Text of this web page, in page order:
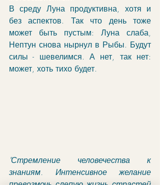
В среду Луна продуктивна, хотя и
без аспектов. Так что день тоже
может быть пустым: Луна слаба,
Нептун снова нырнул в Рыбы. Будут
силы - шевелимся. А нет, так нет:
может, хоть тихо будет.
"Стремление человечества к
знаниям. Интенсивное желание